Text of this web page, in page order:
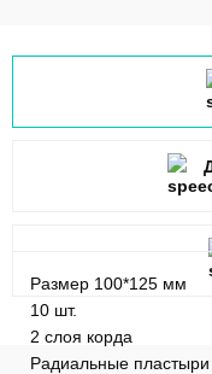
Размер 100*125 мм
10 шт.
2 слоя корда
Радиальные